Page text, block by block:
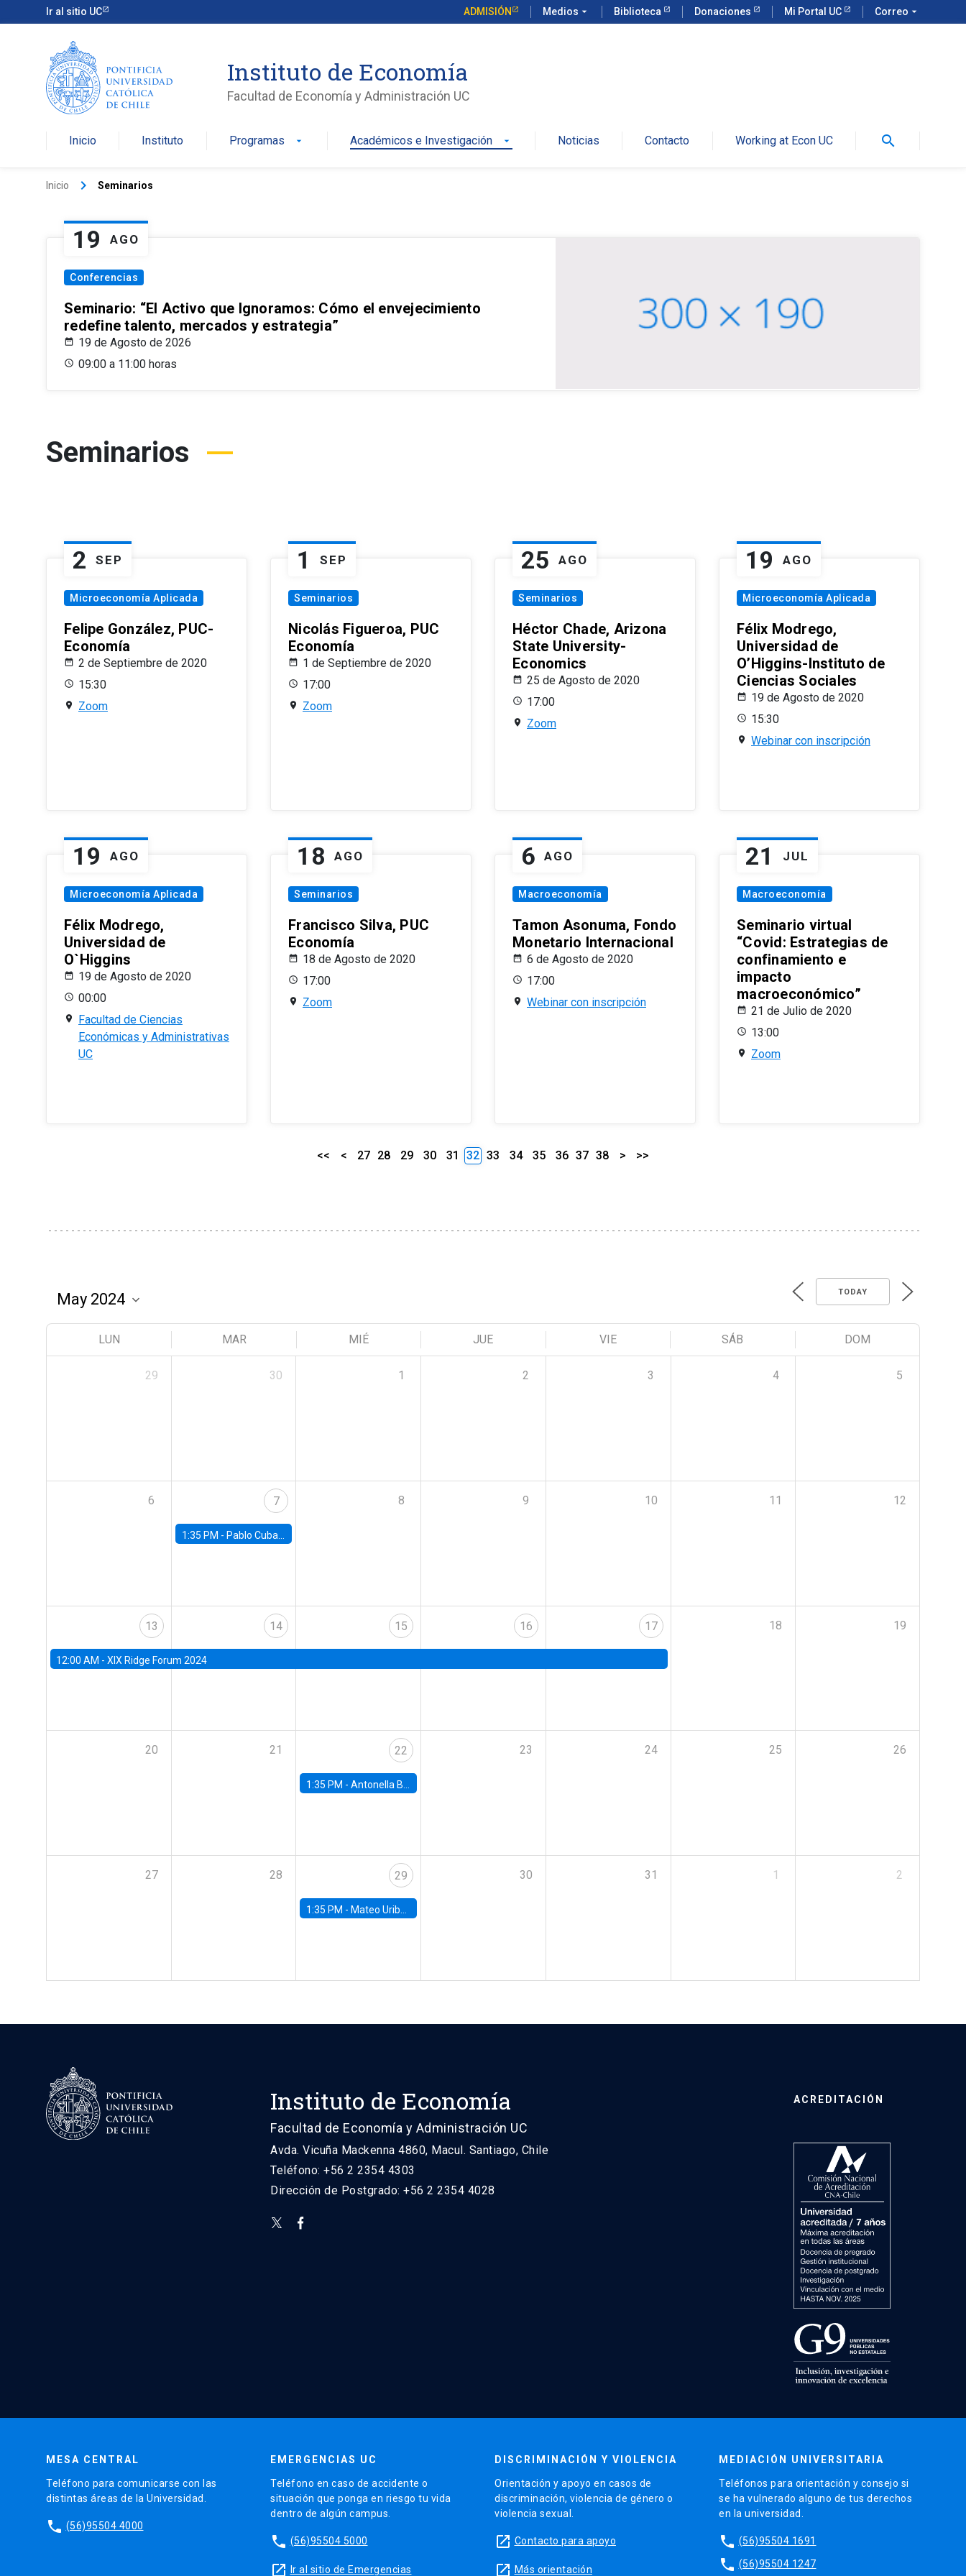
Ir al sitio UC ADMISIÓN Medios arrow_drop_down Biblioteca Donaciones Mi Portal UC Correo arrow_drop_down
Instituto de Economía
Facultad de Economía y Administración UC
Inicio Instituto Programas arrow_drop_down Académicos e Investigación arrow_drop_down Noticias Contacto Working at Econ UC search
Inicio keyboard_arrow_right Seminarios
19 AGO
Conferencias
Seminario: “El Activo que Ignoramos: Cómo el envejecimiento
redefine talento, mercados y estrategia”
19 de Agosto de 2026
09:00 a 11:00 horas
Seminarios
2 SEP
Microeconomía Aplicada
Felipe González, PUC-
Economía
2 de Septiembre de 2020
15:30
Zoom
1 SEP
Seminarios
Nicolás Figueroa, PUC
Economía
1 de Septiembre de 2020
17:00
Zoom
25 AGO
Seminarios
Héctor Chade, Arizona
State University-
Economics
25 de Agosto de 2020
17:00
Zoom
19 AGO
Microeconomía Aplicada
Félix Modrego,
Universidad de
O’Higgins-Instituto de
Ciencias Sociales
19 de Agosto de 2020
15:30
Webinar con inscripción
19 AGO
Microeconomía Aplicada
Félix Modrego,
Universidad de
O`Higgins
19 de Agosto de 2020
00:00
Facultad de Ciencias
Económicas y Administrativas
UC
18 AGO
Seminarios
Francisco Silva, PUC
Economía
18 de Agosto de 2020
17:00
Zoom
6 AGO
Macroeconomía
Tamon Asonuma, Fondo
Monetario Internacional
6 de Agosto de 2020
17:00
Webinar con inscripción
21 JUL
Macroeconomía
Seminario virtual
“Covid: Estrategias de
confinamiento e
impacto
macroeconómico”
21 de Julio de 2020
13:00
Zoom
<< < 27 28 29 30 31 32 33 34 35 36 37 38 > >>
TODAY
LUN MAR MIÉ JUE VIE SÁB DOM
29 30 1 2 3 4 5
6 7
1:35 PM - Pablo Cuba, FED Board
8 9 10 11 12
13
12:00 AM - XIX Ridge Forum 2024
14 15 16 17 18 19
20 21 22
1:35 PM -Antonella Bancalari, Institute for Fiscal Studies (IFS) and Research Associate at University College London (UCL)
23 24 25 26
27 28 29
1:35 PM - Mateo Uribe-Castro, Universidad de los Andes (Colombia)
30 31 1 2
Instituto de Economía
Facultad de Economía y Administración UC
Avda. Vicuña Mackenna 4860, Macul. Santiago, Chile
Teléfono: +56 2 2354 4303
Dirección de Postgrado: +56 2 2354 4028
ACREDITACIÓN
MESA CENTRAL
Teléfono para comunicarse con las
distintas áreas de la Universidad.
phone (56)95504 4000
EMERGENCIAS UC
Teléfono en caso de accidente o
situación que ponga en riesgo tu vida
dentro de algún campus.
phone (56)95504 5000
launch Ir al sitio de Emergencias
DISCRIMINACIÓN Y VIOLENCIA
Orientación y apoyo en casos de
discriminación, violencia de género o
violencia sexual.
launch Contacto para apoyo
launch Más orientación
MEDIACIÓN UNIVERSITARIA
Teléfonos para orientación y consejo si
se ha vulnerado alguno de tus derechos
en la universidad.
phone (56)95504 1691
phone (56)95504 1247